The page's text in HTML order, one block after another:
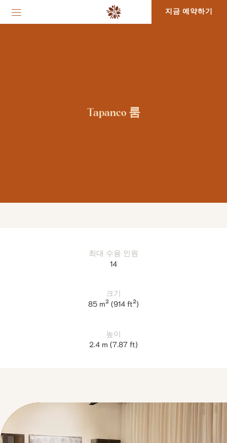
지금 예약하기
Tapanco 룸
최대 수용 인원
14
크기
85 m² (914 ft²)
높이
2.4 m (7.87 ft)